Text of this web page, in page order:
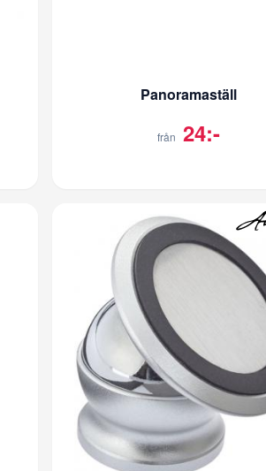
Panoramaställ
från 24:-